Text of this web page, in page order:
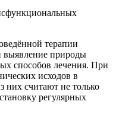
терапии
выявление природы
способов лечения. При
исходов в
них считают не только
регулярных